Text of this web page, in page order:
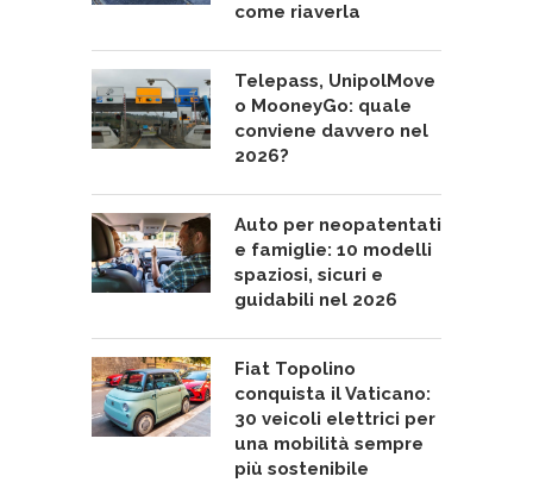
come riaverla
Telepass, UnipolMove
o MooneyGo: quale
conviene davvero nel
2026?
Auto per neopatentati
e famiglie: 10 modelli
spaziosi, sicuri e
guidabili nel 2026
Fiat Topolino
conquista il Vaticano:
30 veicoli elettrici per
una mobilità sempre
più sostenibile